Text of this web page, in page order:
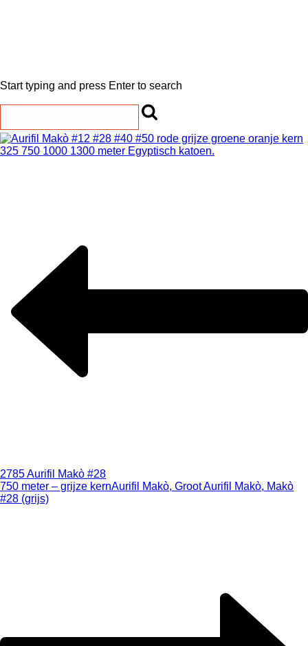
Start typing and press Enter to search
2785 Aurifil Makò #28
750 meter – grijze kernAurifil Makò, Groot Aurifil Makò, Makò
#28 (grijs)